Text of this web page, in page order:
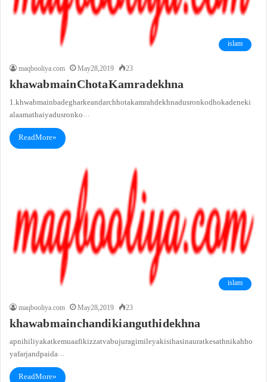
islam
maqbooliya.com
May 28, 2019 23
khawab main Chota Kamra dekhna
1. khwab main bade ghar ke andar chhota kamrah dekhna dusron ko dhoka dene ki
alaamat hai ya dusron ko…
Read More »
islam
maqbooliya.com
May 28, 2019 23
khawab main chandi ki anguthi dekhna
apni hi liyakat ke muaafik izzat va bujuragi mile ya kisi hasin aurat ke sath nikah ho
ya farjand paida…
Read More »